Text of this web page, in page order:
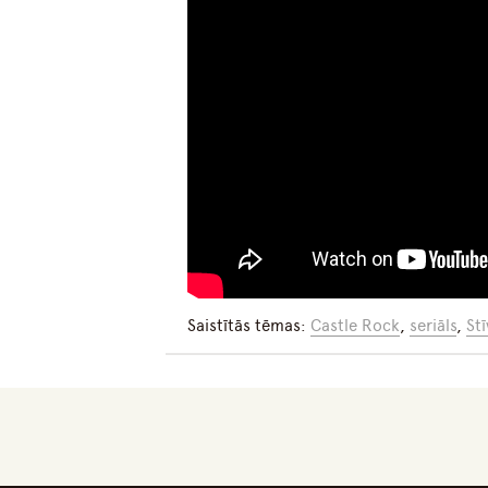
Saistītās tēmas: Castle Rock, seriāls,